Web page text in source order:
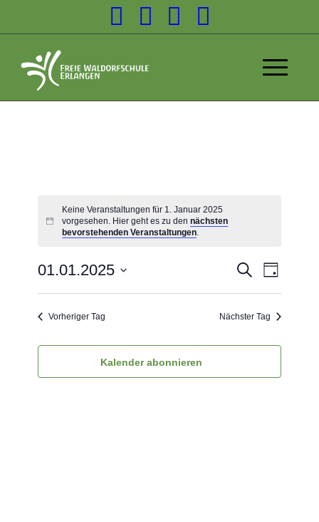
Keine Veranstaltungen für 1. Januar 2025
vorgesehen. Hier geht es zu den nächsten
bevorstehenden Veranstaltungen.
Suche
und
Suche
Tag
01.01.2025
Vorheriger Tag Nächster Tag
Kalender abonnieren